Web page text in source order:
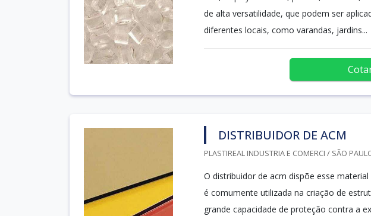
de alta versatilidade, que podem ser
diferentes locais, como varandas, jardins...
DISTRIBUIDOR DE ACM
PLASTIREAL INDUSTRIA E COMERCI / SÃO
O distribuidor de acm dispõe esse
é comumente utilizada na criação de
grande capacidade de proteção contra a